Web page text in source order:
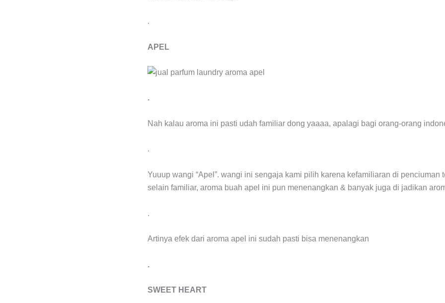
.
APEL
.
Nah kalau aroma ini pasti udah familiar dong yaaaa, apalagi bagi orang-orang
.
Yuuup wangi “Apel”. wangi ini sengaja kami pilih karena kefamiliaran di penciuman
selain familiar, aroma buah apel ini pun menenangkan & banyak juga di jadikan
.
Artinya efek dari aroma apel ini sudah pasti bisa menenangkan
.
SWEET HEART